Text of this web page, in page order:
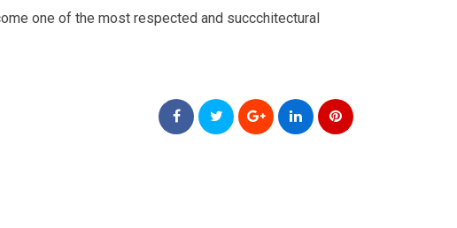
one of the most respected and succchitectural